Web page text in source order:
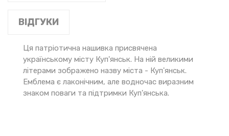
ВІДГУКИ
Ця патріотична нашивка присвячена
українському місту Куп'янськ. На ній великими
літерами зображено назву міста - Куп'янськ.
Емблема є лаконічним, але водночас виразним
знаком поваги та підтримки Куп'янська.